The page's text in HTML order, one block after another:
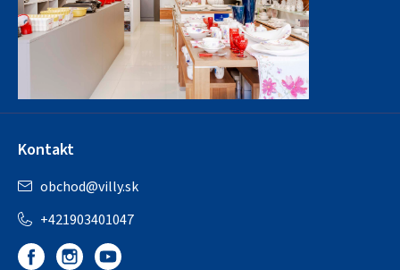
Kontakt
obchod@villy.sk
+421903401047